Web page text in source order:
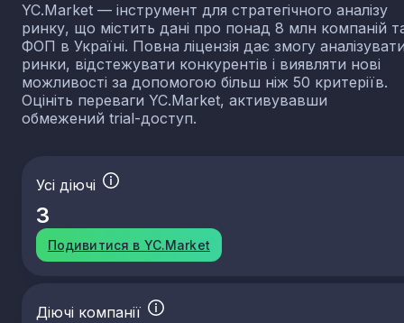
YC.Market — інструмент для стратегічного аналізу
ринку, що містить дані про понад 8 млн компаній
ФОП в Україні. Повна ліцензія дає змогу
ринки, відстежувати конкурентів і виявляти нові
можливості за допомогою більш ніж 50 критеріїв.
Оцініть переваги YC.Market, активувавши
обмежений trial-доступ.
Усі діючі
3
Подивитися в YC.Market
Діючі компанії